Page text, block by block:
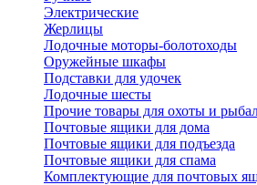
Электрические
Жерлицы
Лодочные моторы-болотоходы
Оружейные шкафы
Подставки для удочек
Лодочные шесты
Прочие товары для охоты и
Почтовые ящики для дома
Почтовые ящики для подъезда
Почтовые ящики для спама
Комплектующие для почтовых